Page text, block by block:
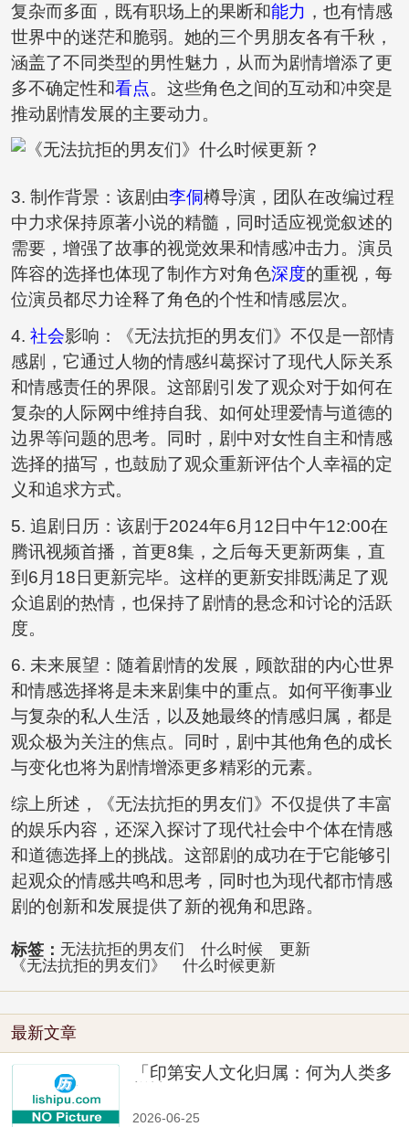
复杂而多面，既有职场上的果断和能力 ，也有情感
世界中的迷茫和脆弱。她的三个男朋友各有千秋，
涵盖了不同类型的男性魅力，从而为剧情增添了更
多不确定性和看点。这些角色之间的互动和冲突是
推动剧情发展的主要动力。
3. 制作背景：该剧由李侗樽导演，团队在改编过程
中力求保持原著小说的精髓，同时适应视觉叙述的
需要，增强了故事的视觉效果和情感冲击力。演员
阵容的选择也体现了制作方对角色深度的重视，每
位演员都尽力诠释了角色的个性和情感层次。
4. 社会影响：《无法抗拒的男友们》不仅是一部情
感剧，它通过人物的情感纠葛探讨了现代人际关系
和情感责任的界限。这部剧引发了观众对于如何在
复杂的人际网中维持自我、如何处理爱情与道德的
边界等问题的思考。同时，剧中对女性自主和情感
选择的描写，也鼓励了观众重新评估个人幸福的定
义和追求方式。
5. 追剧日历：该剧于2024年6月12日中午12:00在
腾讯视频首播，首更8集，之后每天更新两集，直
到6月18日更新完毕。这样的更新安排既满足了观
众追剧的热情，也保持了剧情的悬念和讨论的活跃
度。
6. 未来展望：随着剧情的发展，顾歆甜的内心世界
和情感选择将是未来剧集中的重点。如何平衡事业
与复杂的私人生活，以及她最终的情感归属，都是
观众极为关注的焦点。同时，剧中其他角色的成长
与变化也将为剧情增添更多精彩的元素。
综上所述，《无法抗拒的男友们》不仅提供了丰富
的娱乐内容，还深入探讨了现代社会中个体在情感
和道德选择上的挑战。这部剧的成功在于它能够引
起观众的情感共鸣和思考，同时也为现代都市情感
剧的创新和发展提供了新的视角和思路。
标签： 无法抗拒的男友们 什么时候
更新
《无法抗拒的男友们》
什么时候更新
最新文章
「印第安人文化归属：何为人类多
2026-06-25